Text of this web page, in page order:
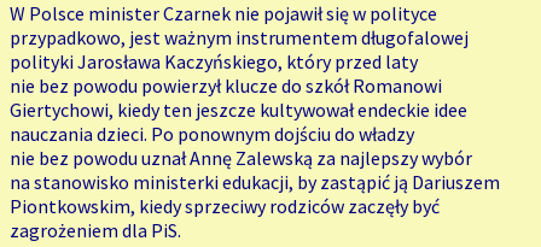
W Polsce minister Czarnek nie pojawił się w polityce
przypadkowo, jest ważnym instrumentem długofalowej
polityki Jarosława Kaczyńskiego, który przed laty
nie bez powodu powierzył klucze do szkół Romanowi
Giertychowi, kiedy ten jeszcze kultywował endeckie idee
nauczania dzieci. Po ponownym dojściu do władzy
nie bez powodu uznał Annę Zalewską za najlepszy wybór
na stanowisko ministerki edukacji, by zastąpić ją Dariuszem
Piontkowskim, kiedy sprzeciwy rodziców zaczęły być
zagrożeniem dla PiS.